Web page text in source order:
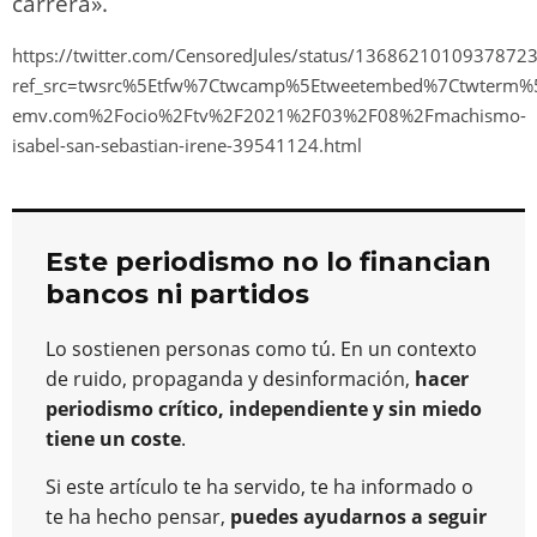
https://twitter.com/CensoredJules/status/
emv.com%2Focio%2Ftv%2F2021%2F03%2F08%2Fmachismo-
isabel-san-sebastian-irene-39541124.html
Este periodismo no lo financian
bancos ni partidos
Lo sostienen personas como tú. En un contexto
de ruido, propaganda y desinformación, hacer
periodismo crítico, independiente y sin miedo
tiene un coste.
Si este artículo te ha servido, te ha informado o
te ha hecho pensar, puedes ayudarnos a seguir